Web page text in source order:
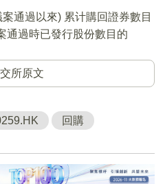
通過以來) 累计購回證券數目
通過時已發行股份數目的
所原文
回購